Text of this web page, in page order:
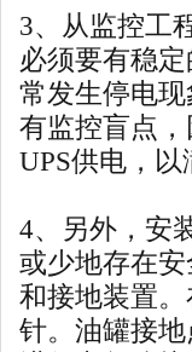
3、从监控工
必须要有稳
常发生停电
有监控盲点
UPS供电，以
4、另外，安
或少地存在
和接地装置
针。油罐接